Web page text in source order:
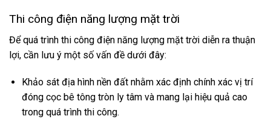
Thi công điện năng lượng mặt trời
Để quá trình thi công điện năng lượng mặt trời diễn ra thuận
lợi, cần lưu ý một số vấn đề dưới đây:
Khảo sát địa hình nền đất nhằm xác định chính xác vị trí
đóng cọc bê tông tròn ly tâm và mang lại hiệu quả cao
trong quá trình thi công.